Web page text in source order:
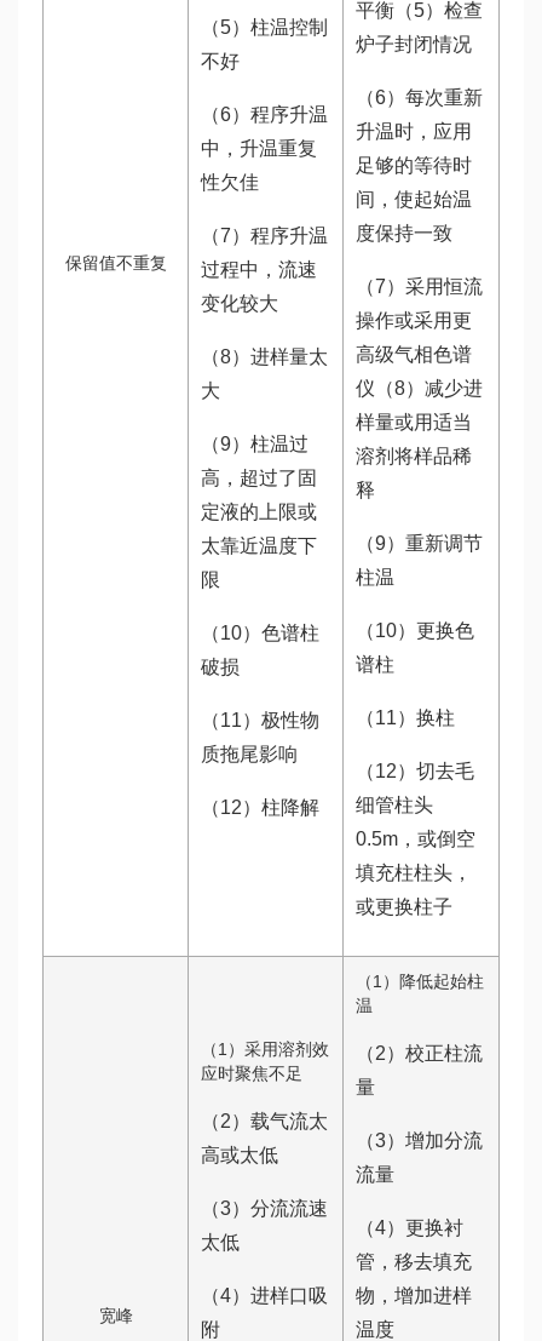
保留值不重复
（5）柱温控制
不好
（6）程序升温
中，升温重复
性欠佳
（7）程序升温
过程中，流速
变化较大
（8）进样量太
大
（9）柱温过
高，超过了固
定液的上限或
太靠近温度下
限
（10）色谱柱
破损
（11）极性物
质拖尾影响
（12）柱降解
平衡（5）检查
炉子封闭情况
（6）每次重新
升温时，应用
足够的等待时
间，使起始温
度保持一致
（7）采用恒流
操作或采用更
高级气相色谱
仪（8）减少进
样量或用适当
溶剂将样品稀
释
（9）重新调节
柱温
（10）更换色
谱柱
（11）换柱
（12）切去毛
细管柱头
0.5m，或倒空
填充柱柱头，
或更换柱子
宽峰
（1）采用溶剂效
应时聚焦不足
（2）载气流太
高或太低
（3）分流流速
太低
（4）进样口吸
附
（1）降低起始柱
温
（2）校正柱流
量
（3）增加分流
流量
（4）更换衬
管，移去填充
物，增加进样
温度